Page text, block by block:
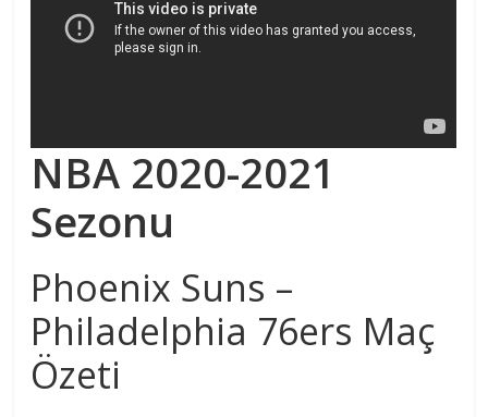
NBA 2020-2021
Sezonu
Phoenix Suns –
Philadelphia 76ers Maç
Özeti